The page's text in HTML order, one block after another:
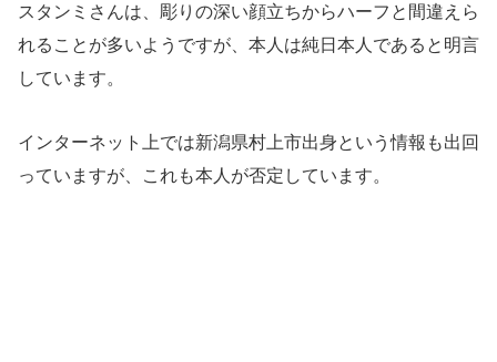
スタンミさんは、彫りの深い顔立ちからハーフと間違えら
れることが多いようですが、本人は純日本人であると明言
しています。
インターネット上では新潟県村上市出身という情報も出回
っていますが、これも本人が否定しています。